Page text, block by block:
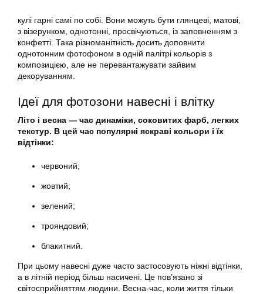
кулі гарні самі по собі. Вони можуть бути глянцеві, матові,
з візерунком, однотонні, просвічуються, із заповненням з
конфетті. Така різноманітність досить доповнити
однотонним фотофоном в одній палітрі кольорів з
композицією, але не перевантажувати зайвим
декоруванням.
Ідеї для фотозони навесні і влітку
Літо і весна — час динаміки, соковитих фарб, легких
текстур. В цей час популярні яскраві кольори і їх
відтінки:
червоний;
жовтий;
зелений;
трояндовий;
блакитний.
При цьому навесні дуже часто застосовують ніжні відтінки,
а в літній період більш насичені. Це пов’язано зі
світосприйняттям людини. Весна-час, коли життя тільки